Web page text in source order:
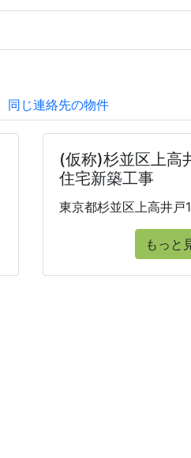
同じ連絡先の物件
(仮称)杉並区上高
住宅新築工事
東京都杉並区上高井戸
もっと